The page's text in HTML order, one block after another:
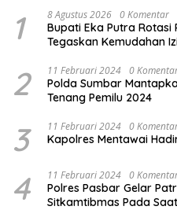
1 8 Agustus 2026 0 Komentar
Bupati Eka Putra
Tegaskan Kemudahan
2 11 Februari 2024 0
Polda Sumbar
Tenang Pemilu 2024
3 11 Februari 2024 0
Kapolres Mentawai
4 11 Februari 2024 0
Polres Pasbar Gelar
Sitkamtibmas Pada